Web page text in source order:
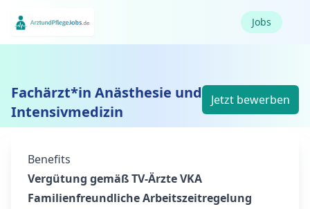
Jobs
Fachärzt*in Anästhesie und
Intensivmedizin
Jetzt bewerben
Benefits
Vergütung gemäß TV-Ärzte VKA
Familienfreundliche Arbeitszeitregelung